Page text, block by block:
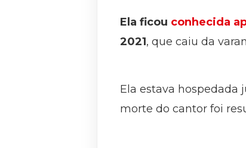
Ela ficou conhecida
2021, que caiu da
Ela estava hospedada
morte do cantor foi